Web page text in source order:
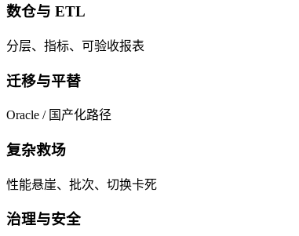
数仓与 ETL
分层、指标、可验收报表
迁移与平替
Oracle / 国产化路径
复杂救场
性能悬崖、批次、切换卡死
治理与安全